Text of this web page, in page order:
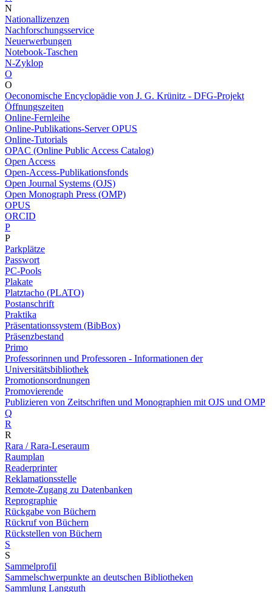
N
Nationallizenzen
Nachforschungsservice
Neuerwerbungen
Notebook-Taschen
N-Zyklop
O
O
Oeconomische Encyclopädie von J. G. Krünitz - DFG-Projekt
Öffnungszeiten
Online-Fernleihe
Online-Publikations-Server OPUS
Online-Tutorials
OPAC (Online Public Access Catalog)
Open Access
Open-Access-Publikationsfonds
Open Journal Systems (OJS)
Open Monograph Press (OMP)
OPUS
ORCID
P
P
Parkplätze
Passwort
PC-Pools
Plakate
Platztacho (PLATO)
Postanschrift
Praktika
Präsentationssystem (BibBox)
Präsenzbestand
Primo
Professorinnen und Professoren - Informationen der
Universitätsbibliothek
Promotionsordnungen
Promovierende
Publizieren von Zeitschriften und Monographien mit OJS und OMP
Q
R
R
Rara / Rara-Leseraum
Raumplan
Readerprinter
Reklamationsstelle
Remote-Zugang zu Datenbanken
Reprographie
Rückgabe von Büchern
Rückruf von Büchern
Rückstellen von Büchern
S
S
Sammelprofil
Sammelschwerpunkte an deutschen Bibliotheken
Sammlung Langguth